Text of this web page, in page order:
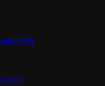
VPN
VPN